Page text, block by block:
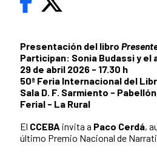
Presentación del libro
Participan: Sonia Budassi y el
29 de abril 2026 - 17.30 h
50ª Feria Internacional del
Sala D. F. Sarmiento -
Ferial - La Rural
El CCEBA invita a Paco Cerdá,
último Premio Nacional de